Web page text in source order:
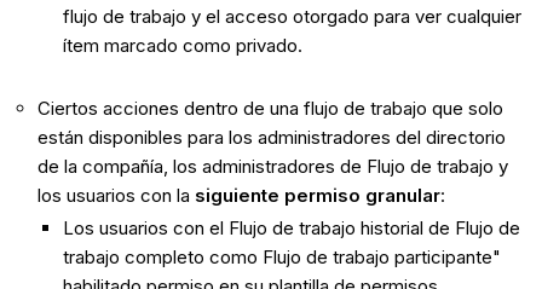
flujo de trabajo y el acceso otorgado para ver cualquier
ítem marcado como privado.
Ciertos acciones dentro de una flujo de trabajo que solo
están disponibles para los administradores del directorio
de la compañía, los administradores de Flujo de trabajo y
los usuarios con la siguiente permiso granular:
Los usuarios con el Flujo de trabajo historial de Flujo de
trabajo completo como Flujo de trabajo participante"